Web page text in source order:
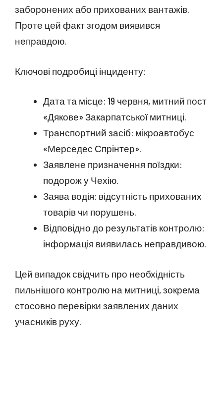
заборонених або прихованих вантажів.
Проте цей факт згодом виявився
неправдою.
Ключові подробиці інциденту:
Дата та місце: 19 червня, митний пост
«Дякове» Закарпатської митниці.
Транспортний засіб: мікроавтобус
«Мерседес Спрінтер».
Заявлене призначення поїздки:
подорож у Чехію.
Заява водія: відсутність прихованих
товарів чи порушень.
Відповідно до результатів контролю:
інформація виявилась неправдивою.
Цей випадок свідчить про необхідність
пильнішого контролю на митниці, зокрема
стосовно перевірки заявлених даних
учасників руху.